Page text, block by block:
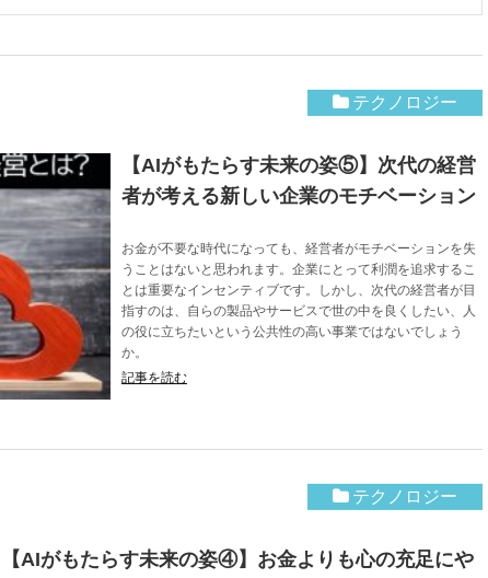
テクノロジー
【AIがもたらす未来の姿⑤】次代の経営
者が考える新しい企業のモチベーション
お金が不要な時代になっても、経営者がモチベーションを失
うことはないと思われます。企業にとって利潤を追求するこ
とは重要なインセンティブです。しかし、次代の経営者が目
指すのは、自らの製品やサービスで世の中を良くしたい、人
の役に立ちたいという公共性の高い事業ではないでしょう
か。
記事を読む
テクノロジー
【AIがもたらす未来の姿④】お金よりも心の充足にや